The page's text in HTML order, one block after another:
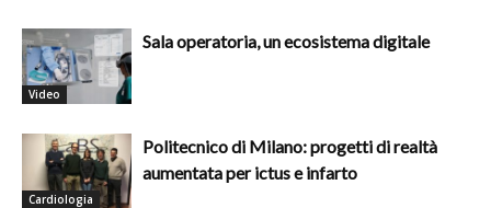
Video
Sala operatoria, un ecosistema digitale
Cardiologia
Politecnico di Milano: progetti di realtà
aumentata per ictus e infarto